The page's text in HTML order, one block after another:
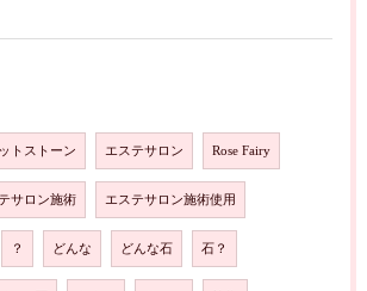
トストーン エステサロン Rose Fairy
サロン施術 エステサロン施術使用
？ どんな どんな石 石？